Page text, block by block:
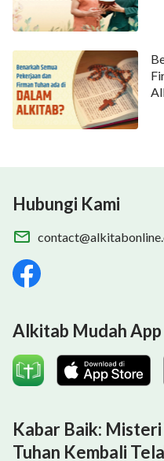
Hubungi Kami
Alkitab Mudah App
Kabar Baik:
Tuhan Kembali